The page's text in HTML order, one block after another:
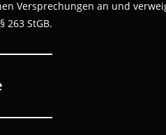
Versprechungen an und
263 StGB.